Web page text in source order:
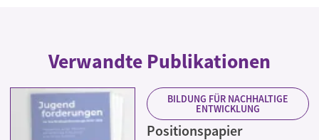
Verwandte Publikationen
BILDUNG FÜR NACHHALTIGE
ENTWICKLUNG
Positionspapier